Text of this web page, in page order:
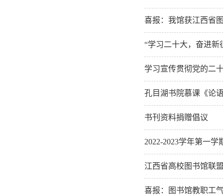
喜报：我馆获江西省
“学习二十大，奋进新
学习宣传贯彻党的二
孔目湖书院慕课《论
书刊资料捐赠倡议
2022-2023学年第一
江西省高校图书馆联
喜报：图书馆教职工